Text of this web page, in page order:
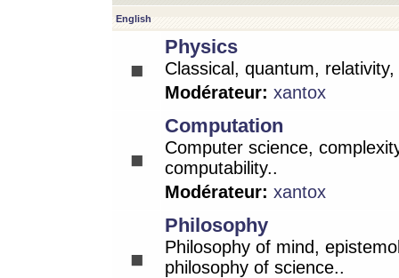
English
Physics
Classical, quantum,
Modérateur: xantox
Computation
Computer science,
computability..
Modérateur: xantox
Philosophy
Philosophy of mind,
philosophy of science..